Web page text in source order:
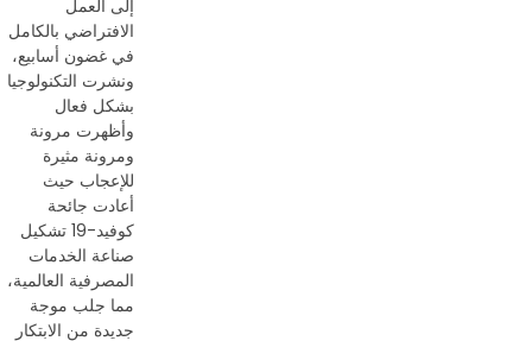
إلى العمل
الافتراضي بالكامل
في غضون أسابيع،
ونشرت التكنولوجيا
بشكل فعال
وأظهرت مرونة
ومرونة مثيرة
للإعجاب حيث
أعادت جائحة
كوفيد-19 تشكيل
صناعة الخدمات
المصرفية العالمية،
مما جلب موجة
جديدة من الابتكار